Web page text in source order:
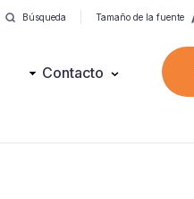
Búsqueda Tamaño de la fuente
Contacto